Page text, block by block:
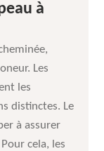
à
Les
les
distinctes. Le
à assurer
cela, les